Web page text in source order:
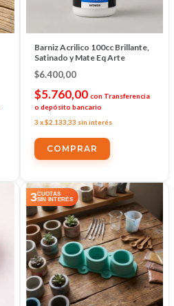
Barniz Acrilico 100cc Brillante,
Satinado y Mate Eq Arte
$6.400,00
$5.760,00 con Transferencia
o depósito bancario
3 x$2.133,33 sin interés
COMPRAR
3CUOTAS
SIN INTERÉS